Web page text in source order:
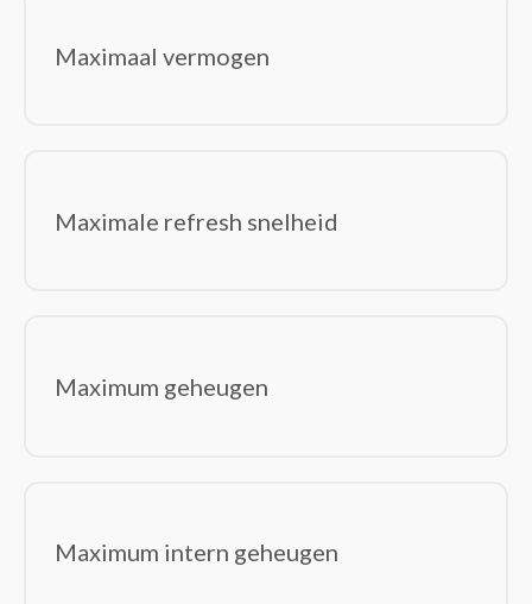
Maximaal vermogen
Maximale refresh snelheid
Maximum geheugen
Maximum intern geheugen